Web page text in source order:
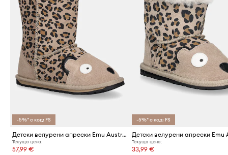
-5%* с код: FS
Детски велурени апрески Emu Australia Cheetah
Текуща цена:
57,99 €
-5%* с код: FS
Текуща цена:
33,99 €